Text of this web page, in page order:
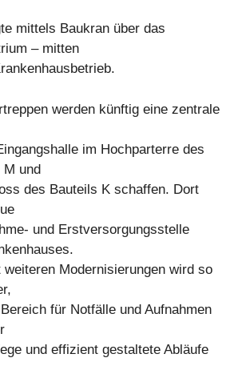
mittels Baukran über das
– mitten
werden künftig eine zentrale
im Hochparterre des
M und
des Bauteils K schaffen. Dort
und Erstversorgungsstelle
Modernisierungen wird so
für Notfälle und Aufnahmen
und effizient gestaltete Abläufe